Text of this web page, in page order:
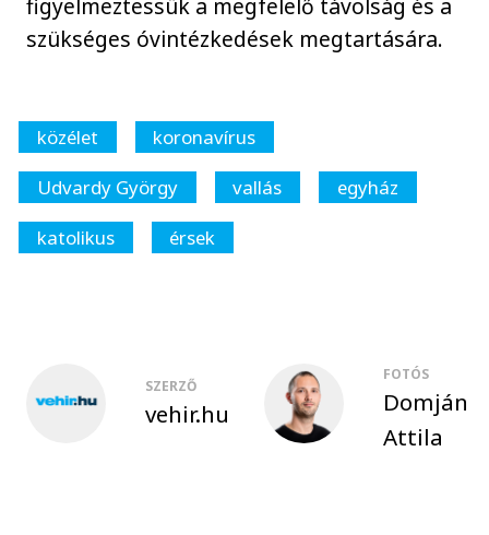
szükséges óvintézkedések megtartására.
közélet
koronavírus
Udvardy György
vallás
egyház
katolikus
érsek
SZERZŐ
vehir.hu
FOTÓS
Domján
Attila